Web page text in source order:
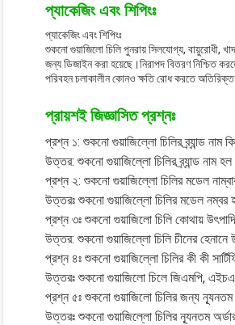
প্যাকেজিং এবং শিপিংঃ
প্যাকেজিং এবং শিপিংঃ
শুকনো গুয়াজিলো চিলি পুনরায় সিলযোগ্য, বায়ুরোধী,
জন্য ডিজাইন করা হয়েছে।নিরাপদ বিতরণ নিশ্চিত
পরিবহন চলাকালীন কোনও ক্ষতি রোধ করতে
প্রায়শই জিজ্ঞাসিত প্রশ্নঃ
প্রশ্ন ১: শুকনো গুয়াজিল্লো চিলির ব্র্যান্ড নাম
উত্তর: শুকনো গুয়াজিল্লো চিলির ব্র্যান্ড নাম
প্রশ্ন ২: শুকনো গুয়াজিল্লো চিলির মডেল
উত্তরঃ শুকনো গুয়াজিল্লো চিলির মডেল
প্রশ্ন ৩ঃ শুকনো গুয়াজিলো চিলি কোথায়
উত্তর: শুকনো গুয়াজিল্লো চিলি চীনের হেনানে
প্রশ্ন ৪ঃ শুকনো গুয়াজিল্লো চিলির কী কী
উত্তরঃ শুকনো গুয়াজিলো চিলে জিএমপি,
প্রশ্ন ৫ঃ শুকনো গুয়াজিলো চিলির জন্য ন্যূনতম
উত্তরঃ শুকনো গুয়াজিল্লো চিলির ন্যূনতম